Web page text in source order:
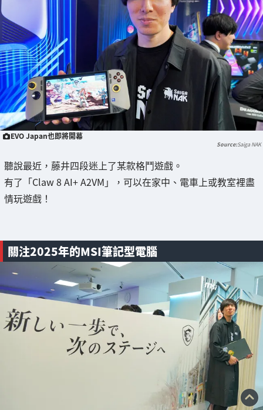
EVO Japan也即將開幕
Saiga NAK
聽說最近，藤井四段迷上了某款格鬥遊戲。
有了「Claw 8 AI+ A2VM」，可以在家中、電車上或教室裡盡
情玩遊戲！
關注2025年的MSI筆記型電腦